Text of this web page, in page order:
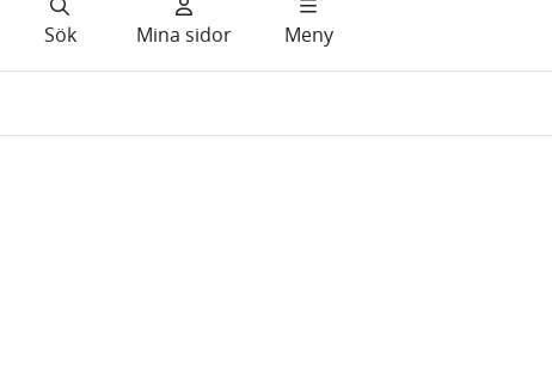
Sök Mina sidor Meny